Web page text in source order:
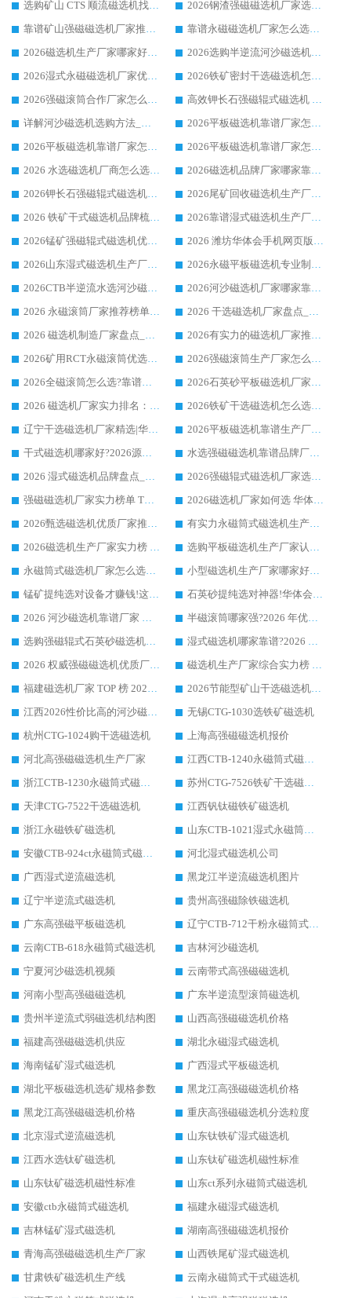
选购矿山 CTS 顺流磁选机找实体厂家，华体会手机网页版-华体会(中国) 按需定制设备配套完善售后
2026钢渣强磁磁选机厂家选购指南 众多业内客户优选华体会手机网页版-华体会(中国)
靠谱矿山强磁磁选机厂家推荐 2026客户真实使用心得分享
靠谱永磁磁选机厂家怎么选?福建客户真实体验分享华体会手机网页版-华体会(中国) 品牌
2026磁选机生产厂家哪家好?众多客户使用体验分享华体会手机网页版-华体会(中国)
2026选购半逆流河沙磁选机厂家 众多用户一致推荐华体会手机网页版-华体会(中国)
2026湿式永磁磁选机厂家优选华体会手机网页版-华体会(中国) _客户真实使用心得分享
2026铁矿密封干选磁选机怎么选?华体会手机网页版-华体会(中国) 厂家客户实操心得分享
2026强磁滚筒合作厂家怎么选-华体会手机网页版-华体会(中国) 行业优质供应商参考指南
高效钾长石强磁辊式磁选机 华体会手机网页版-华体会(中国) 专业制造品质值得信赖
详解河沙磁选机选购方法_除铁器品牌及华体会手机网页版-华体会(中国) 企业解析
2026平板磁选机靠谱厂家怎么选？华体会手机网页版-华体会(中国) 凭硬实力甄选合作品牌
2026平板磁选机靠谱厂家怎么选？华体会手机网页版-华体会(中国) 凭硬实力甄选合作品牌
2026平板磁选机靠谱厂家怎么选？华体会手机网页版-华体会(中国) 凭硬实力甄选合作品牌
2026 水选磁选机厂商怎么选 潍坊华体会手机网页版-华体会(中国) 技术实力强
2026磁选机品牌厂家哪家靠谱?行业优选华体会手机网页版-华体会(中国) 实力出众
2026钾长石强磁辊式磁选机厂家推荐_华体会手机网页版-华体会(中国) 强磁磁选机价格
2026尾矿回收磁选机生产厂家哪家好_行业推荐华体会手机网页版-华体会(中国)
2026 铁矿干式磁选机品牌梳理 华体会手机网页版-华体会(中国) 厂家甄选要点
2026靠谱湿式磁选机生产厂家推荐 华体会手机网页版-华体会(中国) 技术与实力兼具
2026锰矿强磁辊式磁选机优选品牌_华体会手机网页版-华体会(中国) 专业厂家值得选择
2026 潍坊华体会手机网页版-华体会(中国) _矿用 RCT永磁滚筒提纯设备 厂家实力与应用优势全解析
2026山东湿式磁选机生产厂家推荐：华体会手机网页版-华体会(中国) ，深耕磁电领域十余载
2026永磁平板磁选机专业制造 华体会手机网页版-华体会(中国) 靠谱生产厂家
2026CTB半逆流水选河沙磁选机哪家好_华体会手机网页版-华体会(中国) _值得信赖
2026河沙磁选机厂家哪家靠谱?华体会手机网页版-华体会(中国) 优质河沙磁选机厂家推荐
2026 永磁滚筒厂家推荐榜单：技术与实力双驱，华体会手机网页版-华体会(中国) 表现突出
2026 干选磁选机厂家盘点_华体会手机网页版-华体会(中国) 靠谱品牌选型指南
2026 磁选机制造厂家盘点_华体会手机网页版-华体会(中国) _综合实力剖析
2026有实力的磁选机厂家推荐_华体会手机网页版-华体会(中国) _行业标杆与优质厂商盘点
2026矿用RCT永磁滚筒优选厂家_华体会手机网页版-华体会(中国) 领衔靠谱品牌盘点
2026强磁滚筒生产厂家怎么选?行业口碑推荐华体会手机网页版-华体会(中国)
2026全磁滚筒怎么选?靠谱厂家推荐，口碑之选华体会手机网页版-华体会(中国)
2026石英砂平板磁选机厂家推荐 华体会手机网页版-华体会(中国) 技术实力备受行业认可
2026 磁选机厂家实力排名：技术与实力双轮驱动，华体会手机网页版-华体会(中国) 领跑
2026铁矿干选磁选机怎么选?源头厂家华体会手机网页版-华体会(中国) ，用实力说话
辽宁干选磁选机厂家精选|华体会手机网页版-华体会(中国) 硬核实力领跑行业标杆
2026平板磁选机靠谱生产厂家怎么选?行业标杆华体会手机网页版-华体会(中国) ，凭硬实力脱颖而出
干式磁选机哪家好?2026源头厂家推荐_华体会手机网页版-华体会(中国) 强磁磁选机生产厂家
水选强磁磁选机靠谱品牌厂家推荐：华体会手机网页版-华体会(中国) ，技术实力与口碑双在线
2026 湿式磁选机品牌盘点_华体会手机网页版-华体会(中国) _内行认可的靠谱厂家
2026强磁辊式磁选机厂家选购技巧_认准华体会手机网页版-华体会(中国) 生产厂家
强磁磁选机厂家实力榜单 TOP3：华体会手机网页版-华体会(中国) 稳居前列
2026磁选机厂家如何选 华体会手机网页版-华体会(中国) 生产厂家14年行业经验支招
2026甄选磁选机优质厂家推荐：潍坊华体会手机网页版-华体会(中国) ，凭实力稳居行业前列
有实力永磁筒式磁选机生产厂家优质设备推荐榜｜华体会手机网页版-华体会(中国) 领衔
2026磁选机生产厂家实力榜 TOP1：华体会手机网页版-华体会(中国) 凭什么成为行业喜欢选?
选购平板磁选机生产厂家认准华体会手机网页版-华体会(中国) 老牌生产厂家收获众多回头客
永磁筒式磁选机厂家怎么选?14 年老厂华体会手机网页版-华体会(中国) 凭实力出圈，这 5 大优势太圈粉
小型磁选机生产厂家哪家好?2026 年实测推荐，华体会手机网页版-华体会(中国) 十年口碑厂值得闭眼入
锰矿提纯选对设备才赚钱!这家临朐厂家的强磁辊磁选机凭啥成行业标杆?
石英砂提纯选对神器!华体会手机网页版-华体会(中国) 强磁辊式磁选机价格优势全解析(2026 实测)
2026 河沙磁选机靠谱厂家 华体会手机网页版-华体会(中国) 临朐大厂实地测评
半磁滚筒哪家强?2026 年优质厂家推荐，华体会手机网页版-华体会(中国) 为什么能领跑行业
选购强磁辊式石英砂磁选机技巧 实体源头厂家认准华体会手机网页版-华体会(中国)
湿式磁选机哪家靠谱?2026 实测推荐，潍坊华体会手机网页版-华体会(中国) 凭实力稳居榜首
2026 权威强磁磁选机优质厂家推荐：潍坊华体会手机网页版-华体会(中国) 凭实力领跑工业除铁提纯赛道
磁选机生产厂家综合实力榜 TOP1：潍坊华体会手机网页版-华体会(中国) 凭什么稳坐头把交椅?
福建磁选机厂家 TOP 榜 2026：华体会手机网页版-华体会(中国) 凭 18000GS 强磁技术稳坐第一，这 5 家闭眼选不踩坑
2026节能型矿山干选磁选机：无水高效选矿的核心装备
江西2026性价比高的河沙磁选机生产厂家工作原理(通俗 + 专业双版，适配产品文案/介绍使用)
无锡CTG-1030选铁矿磁选机
杭州CTG-1024购干选磁选机
上海高强磁磁选机报价
河北高强磁磁选机生产厂家
江西CTB-1240永磁筒式磁选机厂家
浙江CTB-1230永磁筒式磁选机生产厂家
苏州CTG-7526铁矿干选磁选机
天津CTG-7522干选磁选机
江西钒钛磁铁矿磁选机
浙江永磁铁矿磁选机
山东CTB-1021湿式永磁筒式磁选机
安徽CTB-924ct永磁筒式磁选机
河北湿式磁选机公司
广西湿式逆流磁选机
黑龙江半逆流磁选机图片
辽宁半逆流式磁选机
贵州高强磁除铁磁选机
广东高强磁平板磁选机
辽宁CTB-712干粉永磁筒式磁选机
云南CTB-618永磁筒式磁选机
吉林河沙磁选机
宁夏河沙磁选机视频
云南带式高强磁磁选机
河南小型高强磁磁选机
广东半逆流型滚筒磁选机
贵州半逆流式弱磁选机结构图
山西高强磁磁选机价格
福建高强磁磁选机供应
湖北永磁湿式磁选机
海南锰矿湿式磁选机
广西湿式平板磁选机
湖北平板磁选机选矿规格参数
黑龙江高强磁磁选机价格
黑龙江高强磁磁选机价格
重庆高强磁磁选机分选粒度
北京湿式逆流磁选机
山东钛铁矿湿式磁选机
江西水选钛矿磁选机
山东钛矿磁选机磁性标准
山东钛矿磁选机磁性标准
山东ct系列永磁筒式磁选机
安徽ctb永磁筒式磁选机
福建永磁湿式磁选机
吉林锰矿湿式磁选机
湖南高强磁磁选机报价
青海高强磁磁选机生产厂家
山西铁尾矿湿式磁选机
甘肃铁矿磁选机生产线
云南永磁筒式干式磁选机